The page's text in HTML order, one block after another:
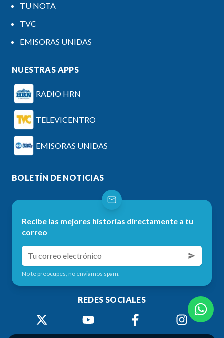
TU NOTA
TVC
EMISORAS UNIDAS
NUESTRAS APPS
RADIO HRN
TELEVICENTRO
EMISORAS UNIDAS
BOLETÍN DE NOTICIAS
Recibe las mejores historias directamente a tu
correo
No te preocupes, no enviamos spam.
REDES SOCIALES